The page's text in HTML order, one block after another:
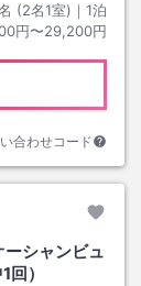
(2名1室)｜ 1泊
円〜29,200円
合わせコード
シャンビュ
）